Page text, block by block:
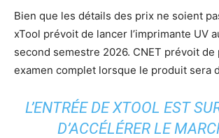
Bien que les détails des prix ne soient
xTool prévoit de lancer l’imprimante UV
second semestre 2026. CNET prévoit de
examen complet lorsque le produit sera
L’ENTRÉE DE XTOOL EST
D’ACCÉLÉRER LE